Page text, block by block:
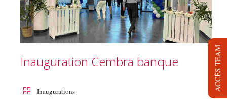
LOCATION
BLOG
JOB
Inauguration Cembra banque
Inaugurations ACCÈS TEAM